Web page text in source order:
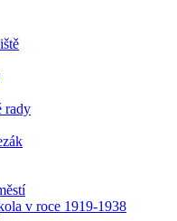
rady
v roce 1919-1938